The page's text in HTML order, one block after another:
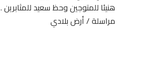
هنيئا للمتوجين وحظ سعيد للمثابرين .
مراسلة / أرض بلادي